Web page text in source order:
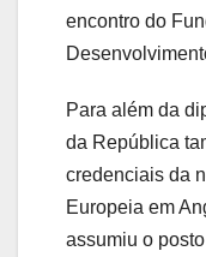
encontro do
Para além da
da República
credenciais da
Europeia em
assumiu o